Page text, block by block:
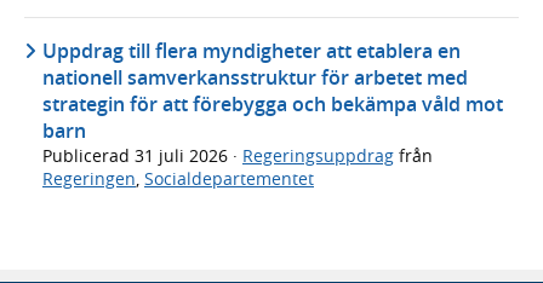
Uppdrag till flera myndigheter att etablera en
nationell samverkansstruktur för arbetet med
strategin för att förebygga och bekämpa våld mot
barn
Publicerad 31 juli 2026 · Regeringsuppdrag från
Regeringen Socialdepartementet